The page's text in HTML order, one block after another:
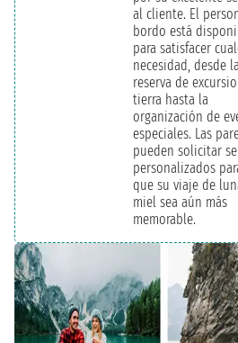
al cliente. El
bordo está
para satisfacer
necesidad, desde
reserva de
tierra hasta la
organización de
especiales. Las
pueden solicitar
personalizados
que su viaje de
miel sea aún más
memorable.